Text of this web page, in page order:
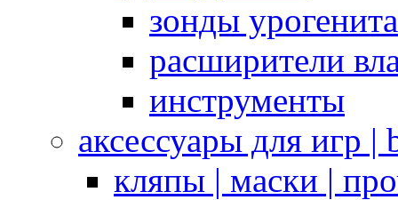
зонды
расширители
инструменты
аксессуары для игр |
кляпы | маски |